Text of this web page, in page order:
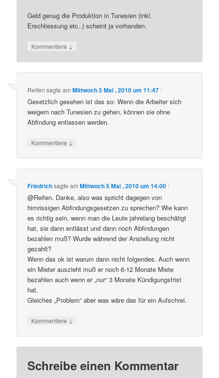
Geld genug die Produktion in Tunesien (inkl.
Erschliessung etc..) scheint ja vorhanden.
Kommentiere ↓
Reifen sagte amMittwoch 5 Mai , 2010 um 11:47 :
Gesetzlich gesehen ist das so: Wenn die Arbeiter sich
weigern nach Tunesien zu gehen, können sie ohne
Abfindung entlassen werden.
Kommentiere ↓
Friedrichsagte amMittwoch 5 Mai , 2010 um 14:00 :
@Reifen. Danke, also was spricht dagegen von
hirnrissigen Abfindungsgesetzen zu sprechen? Wie kann
es richtig sein, wenn man die Leute jahrelang beschätigt
hat, sie dann entlässt und dann noch Abfindungen
bezahlen muß? Wurde während der Anstellung nicht
gezahlt?
Wenn das ok ist warum dann nicht folgendes. Auch wenn
ein Mieter auszieht muß er noch 6-12 Monate Miete
bezahlen auch wenn er „nur“ 3 Monate Kündigungsfrist
hat.
Gleiches „Problem“ aber was wäre das für ein Aufschrei.
Kommentiere ↓
Schreibe einen Kommentar